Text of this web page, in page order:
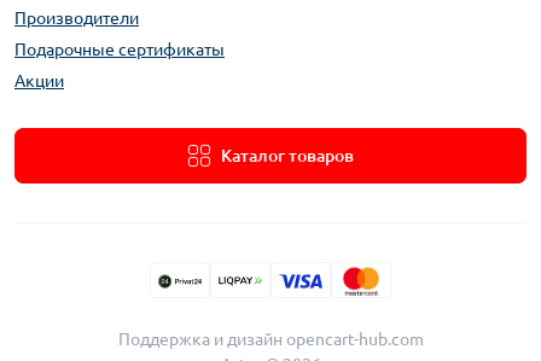
Производители
Подарочные сертификаты
Акции
Каталог товаров
Поддержка и дизайн opencart-hub.com